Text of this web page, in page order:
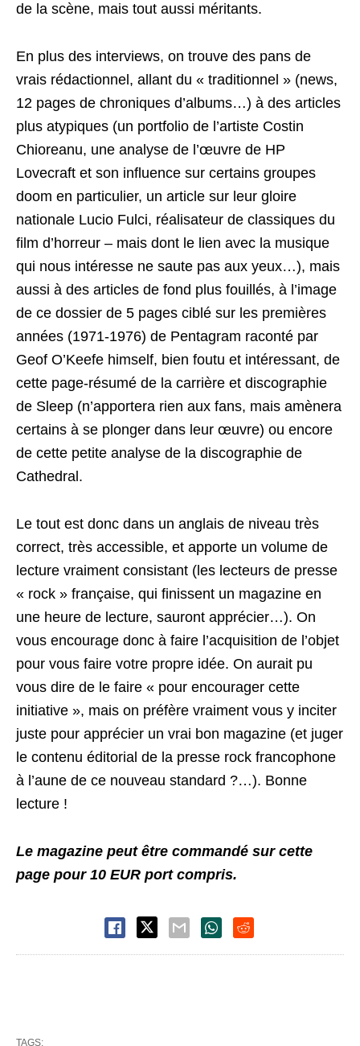
de la scène, mais tout aussi méritants.
En plus des interviews, on trouve des pans de
vrais rédactionnel, allant du « traditionnel » (news,
12 pages de chroniques d’albums…) à des articles
plus atypiques (un portfolio de l’artiste Costin
Chioreanu, une analyse de l’œuvre de HP
Lovecraft et son influence sur certains groupes
doom en particulier, un article sur leur gloire
nationale Lucio Fulci, réalisateur de classiques du
film d’horreur – mais dont le lien avec la musique
qui nous intéresse ne saute pas aux yeux…), mais
aussi à des articles de fond plus fouillés, à l’image
de ce dossier de 5 pages ciblé sur les premières
années (1971-1976) de Pentagram raconté par
Geof O’Keefe himself, bien foutu et intéressant, de
cette page-résumé de la carrière et discographie
de Sleep (n’apportera rien aux fans, mais amènera
certains à se plonger dans leur œuvre) ou encore
de cette petite analyse de la discographie de
Cathedral.
Le tout est donc dans un anglais de niveau très
correct, très accessible, et apporte un volume de
lecture vraiment consistant (les lecteurs de presse
« rock » française, qui finissent un magazine en
une heure de lecture, sauront apprécier…). On
vous encourage donc à faire l’acquisition de l’objet
pour vous faire votre propre idée. On aurait pu
vous dire de le faire « pour encourager cette
initiative », mais on préfère vraiment vous y inciter
juste pour apprécier un vrai bon magazine (et juger
le contenu éditorial de la presse rock francophone
à l’aune de ce nouveau standard ?…). Bonne
lecture !
Le magazine peut être commandé sur cette
page pour 10 EUR port compris.
TAGS: